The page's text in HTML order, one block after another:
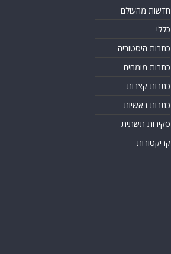
חדשות מהעולם
כללי
כתבות היסטוריה
כתבות מומחים
כתבות קצרות
כתבות ראשיות
סקירות תשתית
קריקטורות